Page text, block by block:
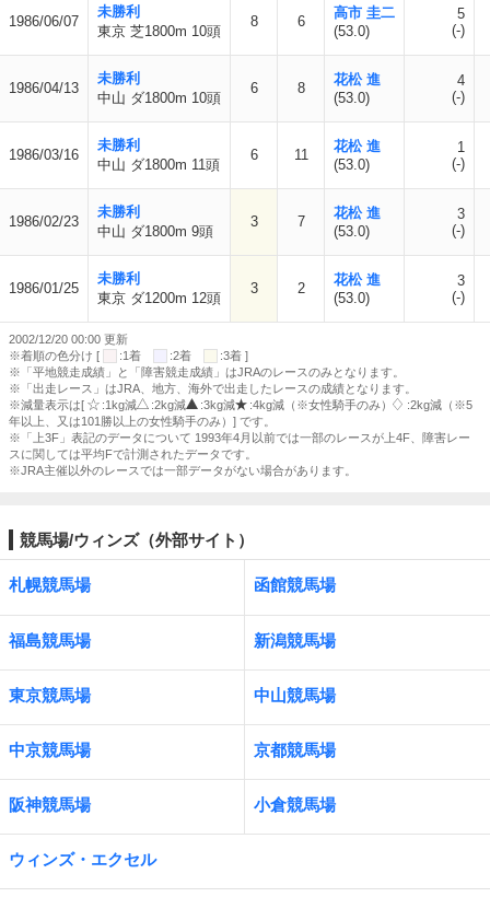
1986/06/07
未勝利
東京 芝1800m 10頭
8 6
高市 圭二
(53.0)
5
(-)
1986/04/13
未勝利
中山 ダ1800m 10頭
6 8
花松 進
(53.0)
4
(-)
1986/03/16
未勝利
中山 ダ1800m 11頭
6 11
花松 進
(53.0)
1
(-)
1986/02/23
未勝利
中山 ダ1800m 9頭
3 7
花松 進
(53.0)
3
(-)
1986/01/25
未勝利
東京 ダ1200m 12頭
3 2
花松 進
(53.0)
3
(-)
2002/12/20 00:00 更新
※着順の色分け [
:1着 :2着
:3着 ]
※「平地競走成績」と「障害競走成績」はJRAのレースのみとなります。
※「出走レース」はJRA、地方、海外で出走したレースの成績となります。
※減量表示は[
:1kg減 :2kg減 :3kg減 :4kg減（※女性騎手のみ）
:2kg減（※5
年以上、又は101勝以上の女性騎手のみ）] です。
※「上3F」表記のデータについて 1993年4月以前では一部のレースが上4F、障害レー
スに関しては平均Fで計測されたデータです。
※JRA主催以外のレースでは一部データがない場合があります。
競馬場/ウィンズ（外部サイト）
札幌競馬場 函館競馬場
福島競馬場 新潟競馬場
東京競馬場 中山競馬場
中京競馬場 京都競馬場
阪神競馬場 小倉競馬場
ウィンズ・エクセル